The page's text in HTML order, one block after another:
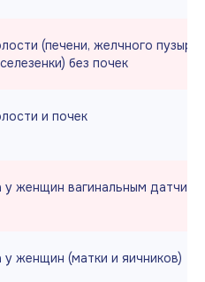
(печени, желчного пузыря,
без почек
и почек
у женщин вагинальным
женщин (матки и яичников)